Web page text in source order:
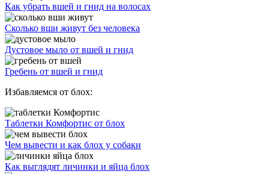
Как убрать вшей и гнид на волосах
Сколько вши живут без человека
Дустовое мыло от вшей и гнид
Гребень от вшей и гнид
Избавляемся от блох:
Таблетки Комфортис от блох
Чем вывести и как блох у собаки
Как выглядят личинки и яйца блох